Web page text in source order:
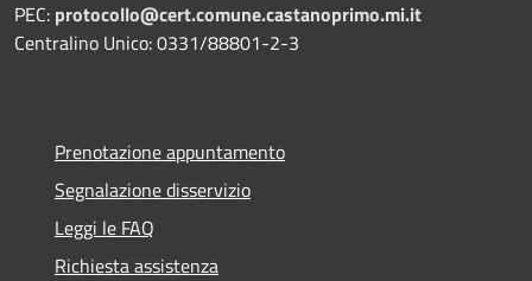
PEC: protocollo@cert.comune.castanoprimo.mi.it
Centralino Unico: 0331/88801-2-3
Prenotazione appuntamento
Segnalazione disservizio
Leggi le FAQ
Richiesta assistenza